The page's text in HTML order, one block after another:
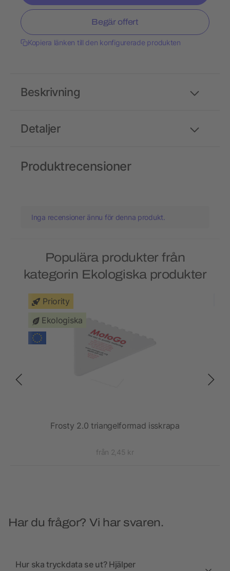
Begär offert
Kopiera länken till den konfigurerade produkten
Detaljer
Beskrivning
Produktrecensioner
Inga recensioner ännu för denna produkt.
Populära produkter från
kategorin Ekologiska produkter
Priority
Ekologiska
Frosty 2.0 triangelformad isskrapa
från 2,45 kr
Har du frågor? Vi har svaren.
Hur ska tryckdata se ut? Hjälper